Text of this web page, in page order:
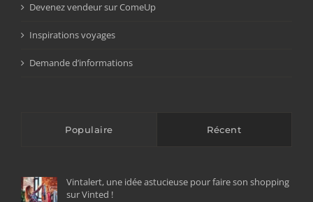
Devenez vendeur sur ComeUp
Inspirations voyages
Demande d’informations
Populaire Récent
Vintalert, une idée astucieuse pour faire son shopping
sur Vinted !